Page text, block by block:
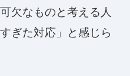
欠なものと考える人
ぎた対応」と感じら